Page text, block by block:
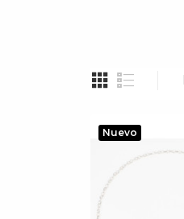
Nuevo